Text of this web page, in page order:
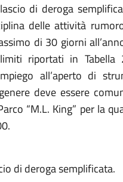
di deroga
delle attività
di 30 giorni
riportati in Tabella
all’aperto di
deve essere
“M.L. King” per la
di deroga semplificata.